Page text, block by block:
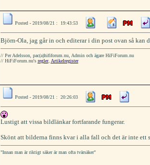
Posted - 2019/08/21 : 19:43:53
Björn-Ola, jag går in och editerar i din post ovan så
// Per Adelsson, pac(a)hififorum.nu, Admin och ägare HiFiForum.nu
// HiFiForum.nu's regler, Artikelregister
Posted - 2019/08/21 : 20:26:03
Lustigt att vissa bildlänkar fortfarande fungerar.
Skönt att bilderna finns kvar i alla fall och det är inte ett
"Innan man är riktigt säker är man ofta tvärsäker"